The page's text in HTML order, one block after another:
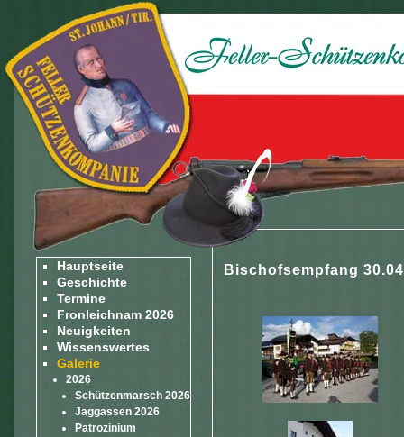
Hauptseite
Geschichte
Termine
Fronleichnam 2026
Neuigkeiten
Wissenswertes
Galerie
2026
Schützenmarsch 2026
Jaggassen 2026
Patrozinium
Bischofsempfang